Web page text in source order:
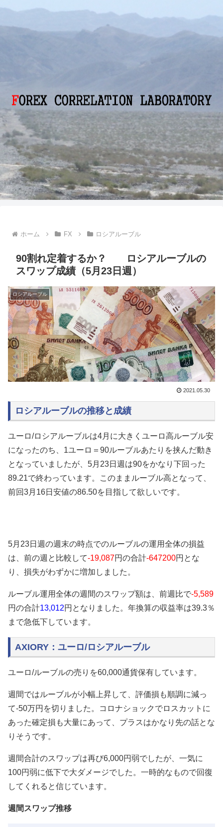
ホーム FX ロシアルーブル
90割れ定着するか？ ロシアルーブルの
スワップ成績（5月23日週）
ロシアルーブル
2021.05.30
ロシアルーブルの推移と成績
ユーロ/ロシアルーブルは4月に大きくユーロ高ルーブル安
になったのち、1ユーロ＝90ルーブルあたりを挟んだ動き
となっていましたが、5月23日週は90をかなり下回った
89.21で終わっています。このままルーブル高となって、
前回3月16日安値の86.50を目指して欲しいです。
5月23日週の週末の時点でのルーブルの運用全体の損益
は、 前の週と比較して-19,087円の合計-647200円 とな
り、損失がわずかに増加しました 。
ルーブル運用全体の週間のスワップ額は、前週比で-5,589
円の合計13,012円となりました。 年換算の収益率は39.3％
まで急低下しています。
AXIORY：ユーロ/ロシアルーブル
ユーロ/ルーブルの売りを60,000通貨保有しています。
週間ではルーブルが小幅上昇して、評価損も順調に減っ
て-50万円を切りました。コロナショックでロスカットに
あった確定損も大量にあって、プラスはかなり先の話とな
りそうです。
週間合計のスワップは再び6,000円弱でしたが、一気に
100円弱に低下で大ダメージでした。一時的なもので回復
してくれると信じています。
週間スワップ推移